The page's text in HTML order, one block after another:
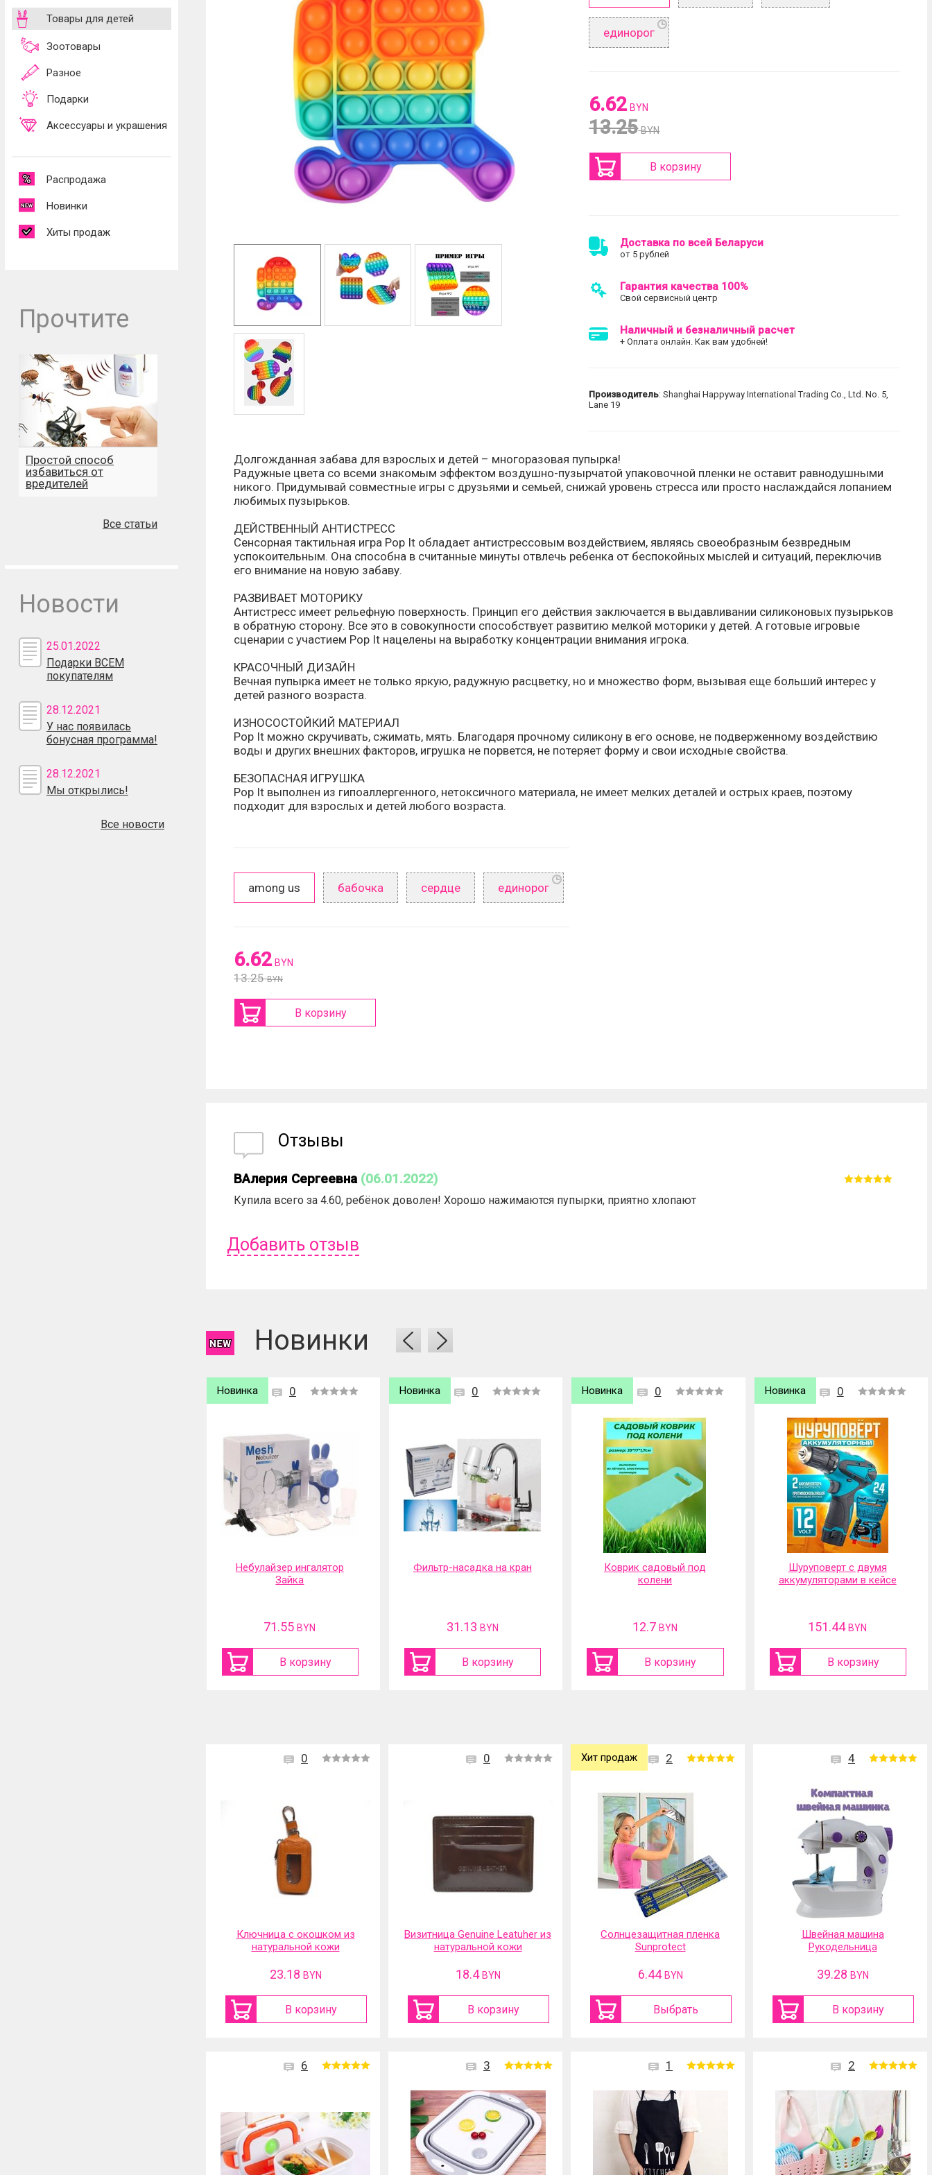
Товары для детей
Зоотовары
Разное
Подарки
Аксессуары и украшения
Распродажа
Новинки
Хиты продаж
Прочтите
Простой способ
избавиться от
вредителей
Все статьи
Новости
25.01.2022
Подарки ВСЕМ
покупателям
28.12.2021
У нас появилась
бонусная программа!
28.12.2021
Мы открылись!
Все новости
единорог
6.62 BYN
13.25 BYN
В корзину
Доставка по всей Беларуси
от 5 рублей
Гарантия качества 100%
Свой сервисный центр
Наличный и безналичный расчет
+ Оплата онлайн. Как вам удобней!
Производитель: Shanghai Happyway International Trading Co., Ltd. No. 5,
Lane 19
Долгожданная забава для взрослых и детей – многоразовая пупырка!
Радужные цвета со всеми знакомым эффектом воздушно-пузырчатой упаковочной пленки не оставит равнодушными
никого. Придумывай совместные игры с друзьями и семьей, снижай уровень стресса или просто наслаждайся лопанием
любимых пузырьков.
ДЕЙСТВЕННЫЙ АНТИСТРЕСС
Сенсорная тактильная игра Pop It обладает антистрессовым воздействием, являясь своеобразным безвредным
успокоительным. Она способна в считанные минуты отвлечь ребенка от беспокойных мыслей и ситуаций, переключив
его внимание на новую забаву.
РАЗВИВАЕТ МОТОРИКУ
Антистресс имеет рельефную поверхность. Принцип его действия заключается в выдавливании силиконовых пузырьков
в обратную сторону. Все это в совокупности способствует развитию мелкой моторики у детей. А готовые игровые
сценарии с участием Pop It нацелены на выработку концентрации внимания игрока.
КРАСОЧНЫЙ ДИЗАЙН
Вечная пупырка имеет не только яркую, радужную расцветку, но и множество форм, вызывая еще больший интерес у
детей разного возраста.
ИЗНОСОСТОЙКИЙ МАТЕРИАЛ
Pop It можно скручивать, сжимать, мять. Благодаря прочному силикону в его основе, не подверженному воздействию
воды и других внешних факторов, игрушка не порвется, не потеряет форму и свои исходные свойства.
БЕЗОПАСНАЯ ИГРУШКА
Pop It выполнен из гипоаллергенного, нетоксичного материала, не имеет мелких деталей и острых краев, поэтому
подходит для взрослых и детей любого возраста.
among us бабочка сердце единорог
6.62 BYN
13.25 BYN
В корзину
Отзывы
ВАлерия Сергеевна (06.01.2022)
Купила всего за 4.60, ребёнок доволен! Хорошо нажимаются пупырки, приятно хлопают
Добавить отзыв
Новинки
0
Новинка
Фильтр-насадка на кран
31.13 BYN
В корзину
0
Новинка
Коврик садовый под
12.7BYN
В корзину
0
Новинка
Шуруповерт с двумя
аккумуляторами в кейсе
151.44BYN
В корзину
0
Хит продаж
Новинка
Портативная
аккумуляторная мойка
117.01 BYN
В корзину
0
Ключница с окошком из
натуральной кожи
23.18 BYN
В корзину
0
Визитница Genuine Leatuher из
натуральной кожи
18.4 BYN
В корзину
2
Хит продаж
Солнцезащитная пленка
Sunprotect
6.44 BYN
Выбрать
4
Швейная машина
Рукодельница
39.28 BYN
В корзину
6 3 1 2